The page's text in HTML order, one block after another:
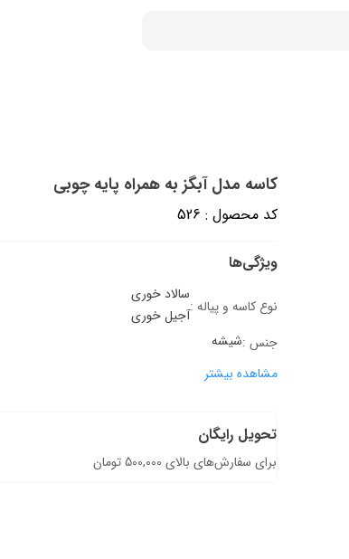
کاسه مدل آبگز به همراه پایه چوبی
کد محصول : 526
ویژگی‌ها
نوع کاسه و پیاله :
سالاد خوری
آجیل خوری
جنس :شیشه
مشاهده بیشتر
تحویل رایگان
برای سفارش‌های بالای 500,000 تومان